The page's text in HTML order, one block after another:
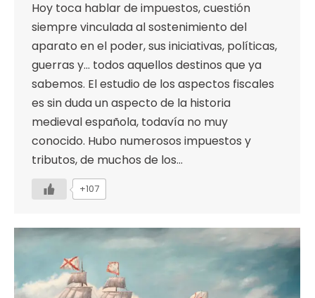
Hoy toca hablar de impuestos, cuestión
siempre vinculada al sostenimiento del
aparato en el poder, sus iniciativas, políticas,
guerras y… todos aquellos destinos que ya
sabemos. El estudio de los aspectos fiscales
es sin duda un aspecto de la historia
medieval española, todavía no muy
conocido. Hubo numerosos impuestos y
tributos, de muchos de los…
+107